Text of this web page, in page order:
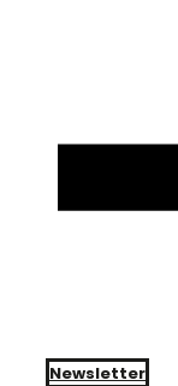
Newsletter